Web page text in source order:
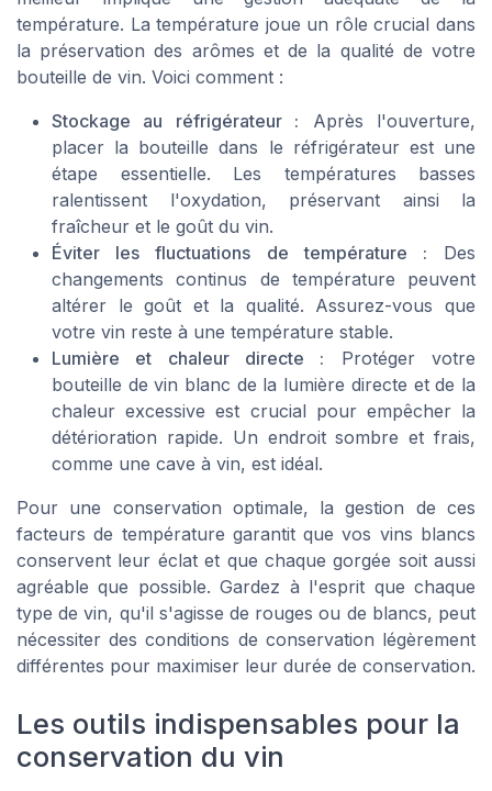
température. La température joue un rôle crucial dans
la préservation des arômes et de la qualité de votre
bouteille de vin. Voici comment :
Stockage au réfrigérateur : Après l'ouverture,
placer la bouteille dans le réfrigérateur est une
étape essentielle. Les températures basses
ralentissent l'oxydation, préservant ainsi la
fraîcheur et le goût du vin.
Éviter les fluctuations de température : Des
changements continus de température peuvent
altérer le goût et la qualité. Assurez-vous que
votre vin reste à une température stable.
Lumière et chaleur directe : Protéger votre
bouteille de vin blanc de la lumière directe et de la
chaleur excessive est crucial pour empêcher la
détérioration rapide. Un endroit sombre et frais,
comme une cave à vin, est idéal.
Pour une conservation optimale, la gestion de ces
facteurs de température garantit que vos vins blancs
conservent leur éclat et que chaque gorgée soit aussi
agréable que possible. Gardez à l'esprit que chaque
type de vin, qu'il s'agisse de rouges ou de blancs, peut
nécessiter des conditions de conservation légèrement
différentes pour maximiser leur durée de conservation.
Les outils indispensables pour la
conservation du vin